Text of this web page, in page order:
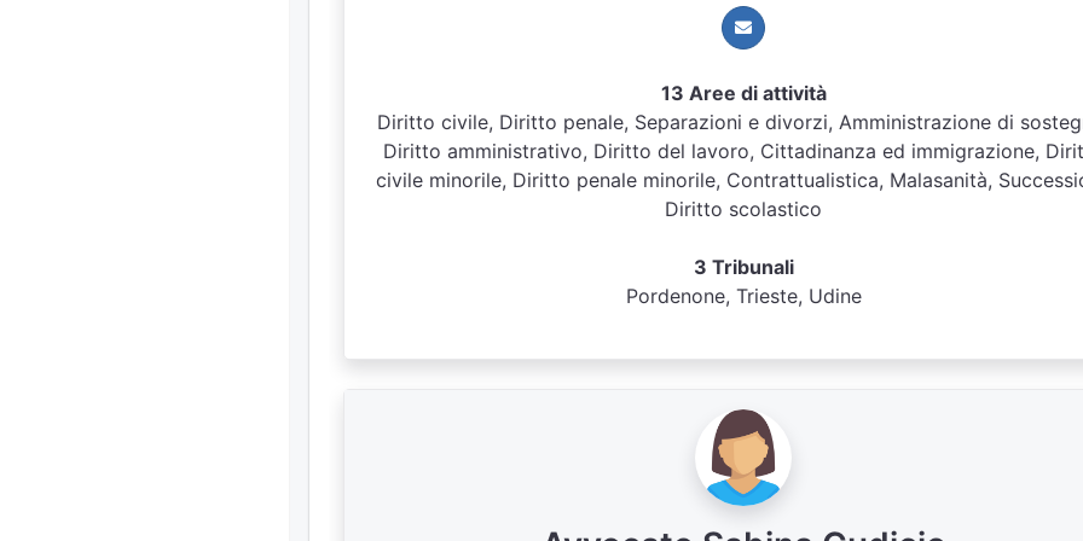
13 Aree di attività
Diritto civile, Diritto penale, Separazioni e divorzi, Amministrazione di
Diritto amministrativo, Diritto del lavoro, Cittadinanza ed immigrazione,
civile minorile, Diritto penale minorile, Contrattualistica, Malasanità,
Diritto scolastico
3 Tribunali
Pordenone, Trieste, Udine